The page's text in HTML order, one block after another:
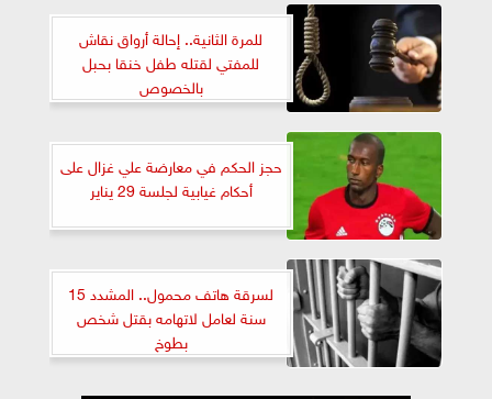
للمرة الثانية.. إحالة أرواق نقاش
للمفتي لقتله طفل خنقا بحبل
بالخصوص
حجز الحكم في معارضة علي غزال على
أحكام غيابية لجلسة 29 يناير
لسرقة هاتف محمول.. المشدد 15
سنة لعامل لاتهامه بقتل شخص
بطوخ